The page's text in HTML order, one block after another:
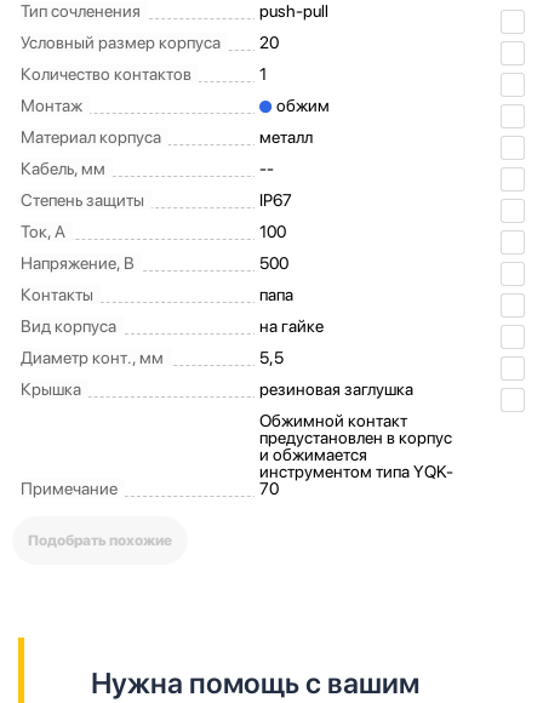
Тип сочленения
push-pull
Условный размер корпуса
20
Количество контактов
1
Монтаж
обжим
Материал корпуса
металл
Кабель, мм
--
Степень защиты
IP67
Ток, А
100
Напряжение, В
500
Контакты
папа
Вид корпуса
на гайке
Диаметр конт., мм
5,5
Крышка
резиновая заглушка
Примечание
Обжимной контакт
предустановлен в корпус
и обжимается
инструментом типа YQK-
70
Подобрать похожие
Нужна помощь с вашим